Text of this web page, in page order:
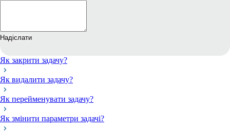
Надіслати
Як закрити задачу?
Як видалити задачу?
Як перейменувати задачу?
Як змінити параметри задачі?